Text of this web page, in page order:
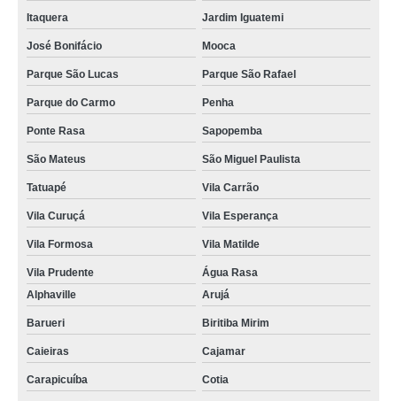
Itaquera Jardim Iguatemi
José Bonifácio Mooca
Parque São Lucas Parque São Rafael
Parque do Carmo Penha
Ponte Rasa Sapopemba
São Mateus São Miguel Paulista
Tatuapé Vila Carrão
Vila Curuçá Vila Esperança
Vila Formosa Vila Matilde
Vila Prudente
Água Rasa
Alphaville
Arujá
Barueri Biritiba Mirim
Caieiras Cajamar
Carapicuíba Cotia